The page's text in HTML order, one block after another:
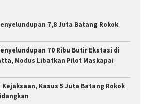
7,8 Juta Batang Rokok
70 Ribu Butir Ekstasi di
Modus Libatkan Pilot Maskapai
Kasus 5 Juta Batang Rokok